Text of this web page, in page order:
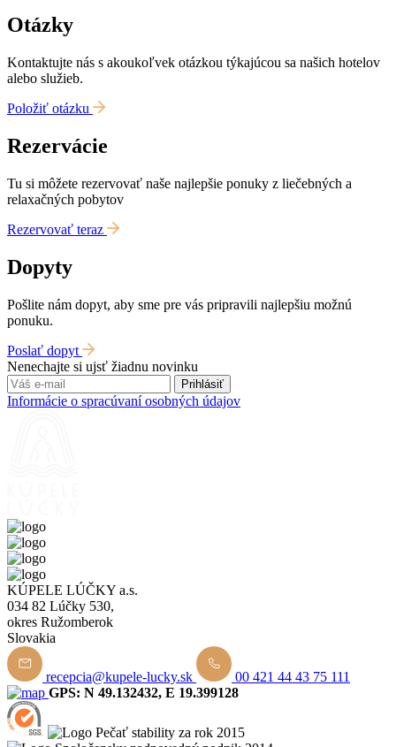
Otázky
Kontaktujte nás s akoukoľvek otázkou týkajúcou sa našich hotelov
alebo služieb.
Položiť otázku
Rezervácie
Tu si môžete rezervovať naše najlepšie ponuky z liečebných a
relaxačných pobytov
Rezervovať teraz
Dopyty
Pošlite nám dopyt, aby sme pre vás pripravili najlepšiu možnú
ponuku.
Poslať dopyt
Nenechajte si ujsť žiadnu novinku
Prihlásiť
Informácie o spracúvaní osobných údajov
KÚPELE LÚČKY a.s.
034 82 Lúčky 530,
okres Ružomberok
Slovakia
recepcia@kupele-lucky.sk
00 421 44 43 75 111
GPS: N 49.132432, E 19.399128